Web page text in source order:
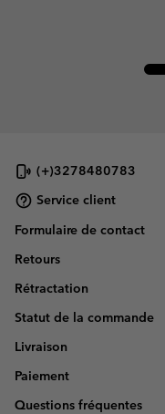
(+)3278480783
Service client
Formulaire de contact
Retours
Rétractation
Statut de la commande
Livraison
Paiement
Questions fréquentes